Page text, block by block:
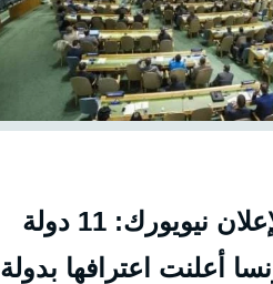
بيان ختامي لإعلان نيويورك: 11 دولة
أعلنت اعترافها بدولة